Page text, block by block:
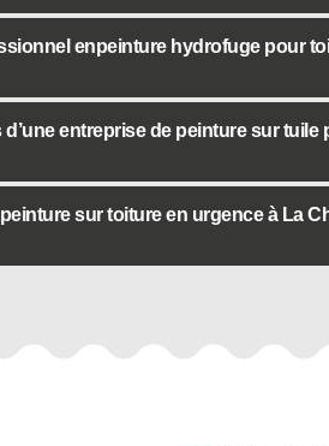
enpeinture hydrofuge pour
entreprise de peinture sur tuile
sur toiture en urgence à La